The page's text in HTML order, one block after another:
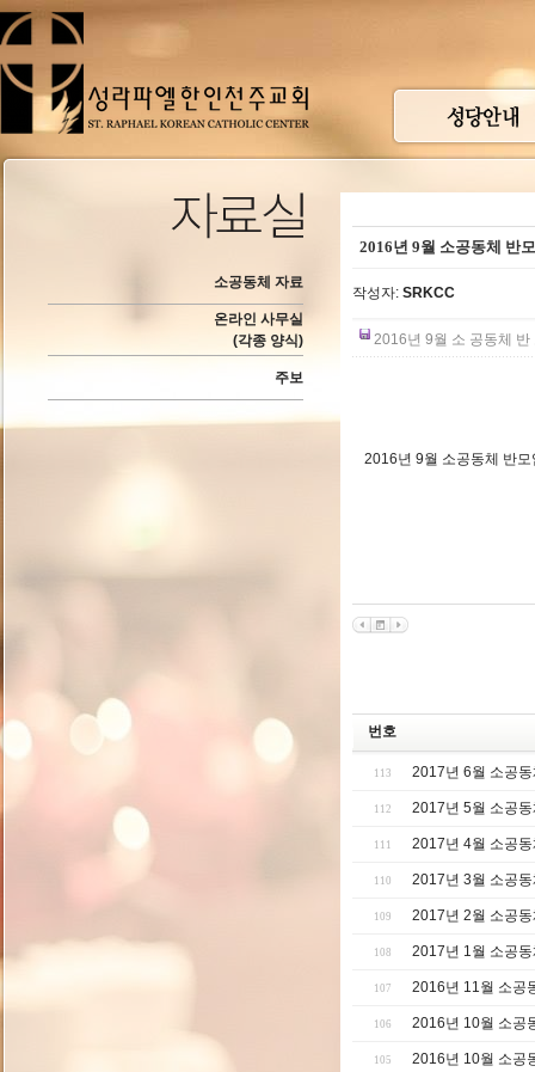
소공동체 자료
온라인 사무실
(각종 양식)
주보
2016년 9월 소공동체 반
작성자: SRKCC
2016년 9월 소 공동체
2016년 9월 소공동체 반
번호
113 2017년 6월 소공
112 2017년 5월 소공
111 2017년 4월 소공
110 2017년 3월 소공
109 2017년 2월 소공
108 2017년 1월 소공
107 2016년 11월 소공
106 2016년 10월 소공
105 2016년 10월 소공